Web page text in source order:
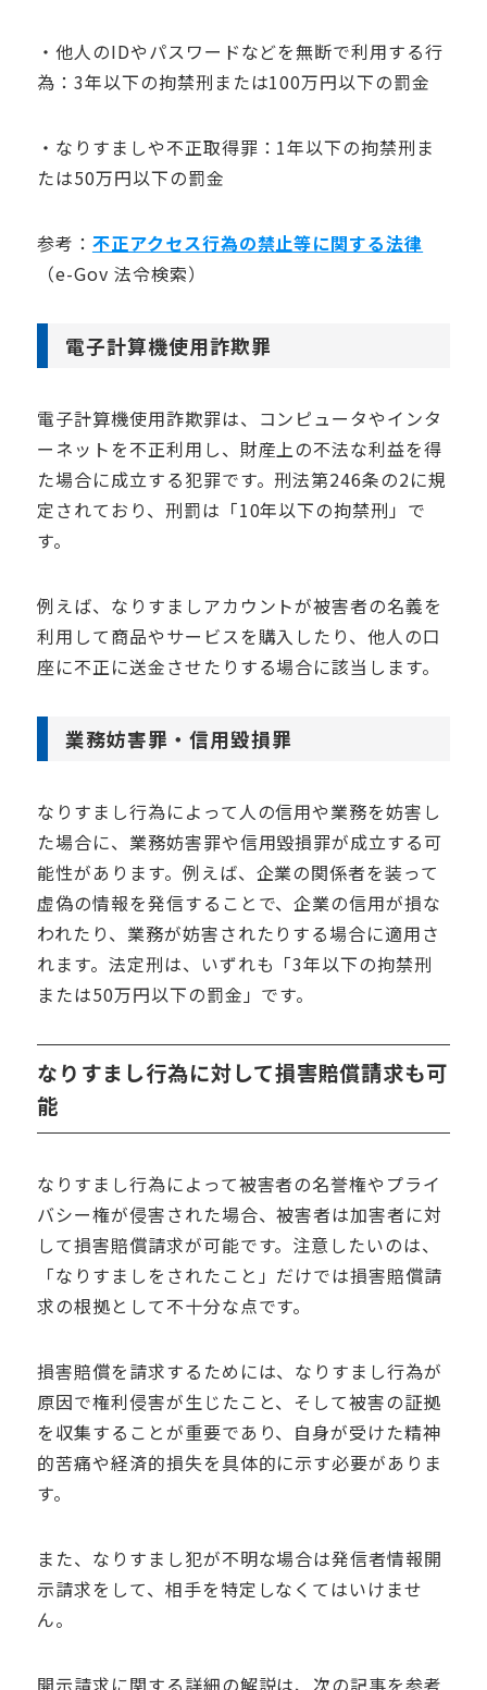
・他人のIDやパスワードなどを無断で利用する行
為：3年以下の拘禁刑または100万円以下の罰金
・なりすましや不正取得罪：1年以下の拘禁刑ま
たは50万円以下の罰金
参考： 不正アクセス行為の禁止等に関する法律
（e-Gov 法令検索）
電子計算機使用詐欺罪
電子計算機使用詐欺罪は、コンピュータやインタ
ーネットを不正利用し、財産上の不法な利益を得
た場合に成立する犯罪です。刑法第246条の2に規
定されており、刑罰は「10年以下の拘禁刑」で
す。
例えば、なりすましアカウントが被害者の名義を
利用して商品やサービスを購入したり、他人の口
座に不正に送金させたりする場合に該当します。
業務妨害罪・信用毀損罪
なりすまし行為によって人の信用や業務を妨害し
た場合に、業務妨害罪や信用毀損罪が成立する可
能性があります。例えば、企業の関係者を装って
虚偽の情報を発信することで、企業の信用が損な
われたり、業務が妨害されたりする場合に適用さ
れます。法定刑は、いずれも「3年以下の拘禁刑
または50万円以下の罰金」です。
なりすまし行為に対して損害賠償請求も可
能
なりすまし行為によって被害者の名誉権やプライ
バシー権が侵害された場合、被害者は加害者に対
して損害賠償請求が可能です。注意したいのは、
「なりすましをされたこと」だけでは損害賠償請
求の根拠として不十分な点です。
損害賠償を請求するためには、なりすまし行為が
原因で権利侵害が生じたこと、そして被害の証拠
を収集することが重要であり、自身が受けた精神
的苦痛や経済的損失を具体的に示す必要がありま
す。
また、なりすまし犯が不明な場合は発信者情報開
示請求をして、相手を特定しなくてはいけませ
ん。